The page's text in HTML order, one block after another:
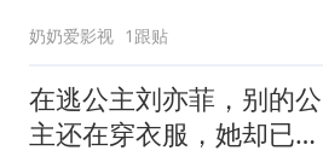
奶奶爱影视 1跟贴
在逃公主刘亦菲，别的公
主还在穿衣服，她却已跑